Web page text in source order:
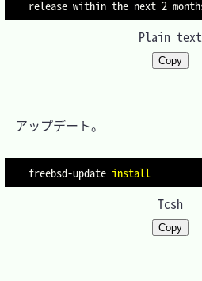
Plain text
Copy
アップデート。
freebsd-update install
Tcsh
Copy